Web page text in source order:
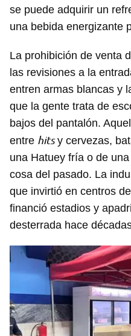
se puede adquirir un
una bebida energizante
La prohibición de venta
las revisiones a la
entren armas blancas y
que la gente trata de
bajos del pantalón.
entre hitsy cervezas,
una Hatuey fría o de
cosa del pasado. La
que invirtió en centros
financió estadios y
desterrada hace